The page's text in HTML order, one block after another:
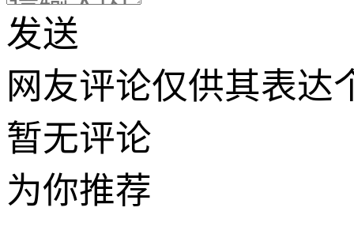
发送
网友评论仅供其表达
暂无评论
为你推荐